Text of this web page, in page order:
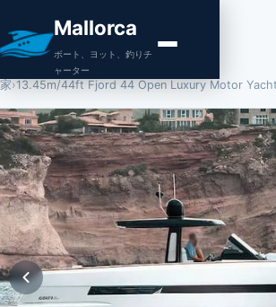
Mallorca
ボート、ヨット、釣りチ
ャーター
家›13.45m/44ft Fjord 44 Open Luxury Motor Yacht